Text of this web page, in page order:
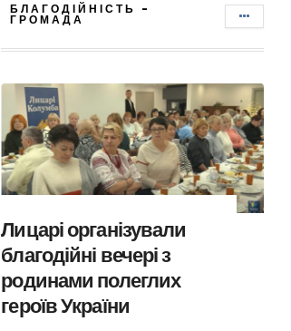
БЛАГОДІЙНІСТЬ -
ГРОМАДА
Лицарі організували
благодійні вечері з
родинами полеглих
героїв України